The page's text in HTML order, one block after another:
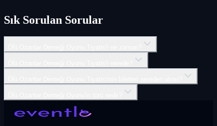
Sık Sorulan Sorular